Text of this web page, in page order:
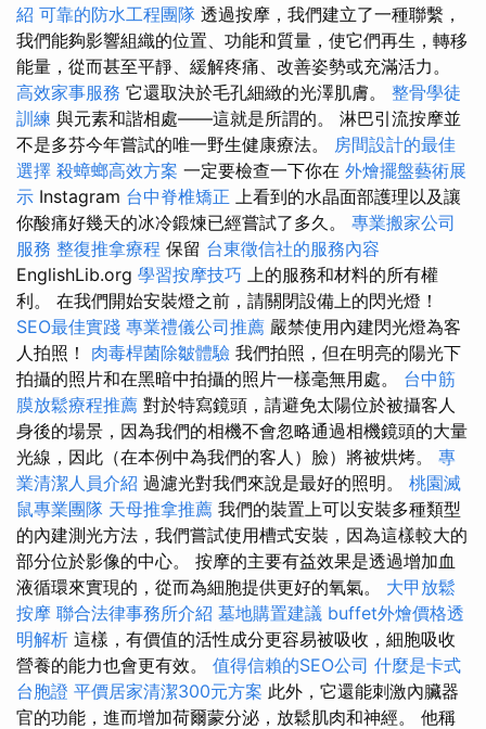
紹 可靠的防水工程團隊 透過按摩，我們建立了一種聯繫，
我們能夠影響組織的位置、功能和質量，使它們再生，轉移
能量，從而甚至平靜、緩解疼痛、改善姿勢或充滿活力。
高效家事服務 它還取決於毛孔細緻的光澤肌膚。 整骨學徒
訓練 與元素和諧相處——這就是所謂的。 淋巴引流按摩並
不是多芬今年嘗試的唯一野生健康療法。 房間設計的最佳
選擇 殺蟑螂高效方案 一定要檢查一下你在 外燴擺盤藝術展
示 Instagram 台中脊椎矯正 上看到的水晶面部護理以及讓
你酸痛好幾天的冰冷鍛煉已經嘗試了多久。 專業搬家公司
服務 整復推拿療程 保留 台東徵信社的服務內容
EnglishLib.org 學習按摩技巧 上的服務和材料的所有權
利。 在我們開始安裝燈之前，請關閉設備上的閃光燈！
SEO最佳實踐 專業禮儀公司推薦 嚴禁使用內建閃光燈為客
人拍照！ 肉毒桿菌除皺體驗 我們拍照，但在明亮的陽光下
拍攝的照片和在黑暗中拍攝的照片一樣毫無用處。 台中筋
膜放鬆療程推薦 對於特寫鏡頭，請避免太陽位於被攝客人
身後的場景，因為我們的相機不會忽略通過相機鏡頭的大量
光線，因此（在本例中為我們的客人）臉）將被烘烤。 專
業清潔人員介紹 過濾光對我們來說是最好的照明。 桃園滅
鼠專業團隊 天母推拿推薦 我們的裝置上可以安裝多種類型
的內建測光方法，我們嘗試使用槽式安裝，因為這樣較大的
部分位於影像的中心。 按摩的主要有益效果是透過增加血
液循環來實現的，從而為細胞提供更好的氧氣。 大甲放鬆
按摩 聯合法律事務所介紹 墓地購置建議 buffet外燴價格透
明解析 這樣，有價值的活性成分更容易被吸收，細胞吸收
營養的能力也會更有效。 值得信賴的SEO公司 什麼是卡式
台胞證 平價居家清潔300元方案 此外，它還能刺激內臟器
官的功能，進而增加荷爾蒙分泌，放鬆肌肉和神經。 他稱